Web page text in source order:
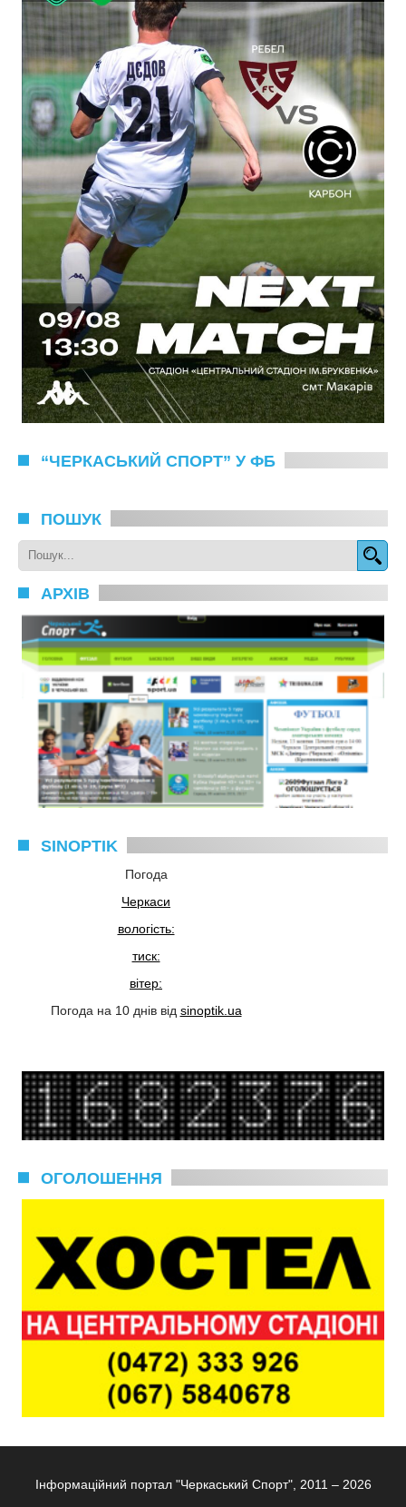
“ЧЕРКАСЬКИЙ СПОРТ” У ФБ
ПОШУК
АРХІВ
SINOPTIK
Погода
Черкаси
вологість:
тиск:
вітер:
Погода на 10 днів від sinoptik.ua
ОГОЛОШЕННЯ
Інформаційний портал "Черкаський Спорт", 2011 – 2026